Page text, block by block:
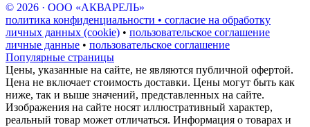
© 2026 · ООО «АКВАРЕЛЬ»
политика конфиденциальности • согласие на обработку
личных данных (cookie) • пользовательское соглашение
личные данные • пользовательское соглашение
Популярные страницы
Цены, указанные на сайте, не являются публичной офертой.
Цена не включает стоимость доставки. Цены могут быть как
ниже, так и выше значений, представленных на сайте.
Изображения на сайте носят иллюстративный характер,
реальный товар может отличаться. Информация о товарах и